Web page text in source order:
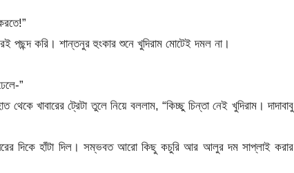
পছন্দ করি। শান্তনুর হুংকার শুনে খুদিরাম মোটেই দমল না।
”
খাবারের ট্রেটা তুলে নিয়ে বললাম, “কিচ্ছু চিন্তা নেই খুদিরাম। দাদাবাবু
দিকে হাঁটা দিল। সম্ভবত আরো কিছু কচুরি আর আলুর দম সাপ্লাই করার